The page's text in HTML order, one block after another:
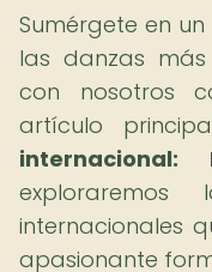
Sumérgete en
las danzas
con nosotros
artículo
exploraremos
internacionales
apasionante